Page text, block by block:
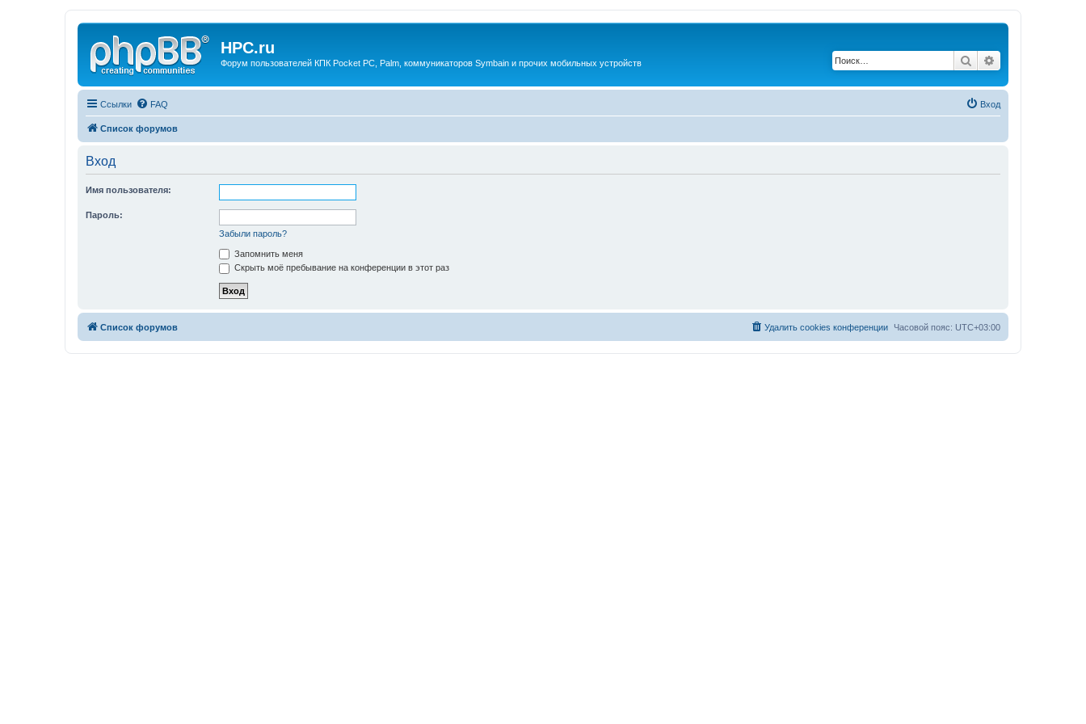
HPC.ru
Форум пользователей КПК Pocket PC, Palm, коммуникаторов Symbain и прочих мобильных устройств Поиск
Ссылки FAQ Вход
Список форумов
Вход
Имя пользователя:
Пароль:
Забыли пароль?
Запомнить меня
Скрыть моё пребывание на конференции в этот раз
Список форумов Часовой пояс: UTC+03:00
Удалить cookies конференции